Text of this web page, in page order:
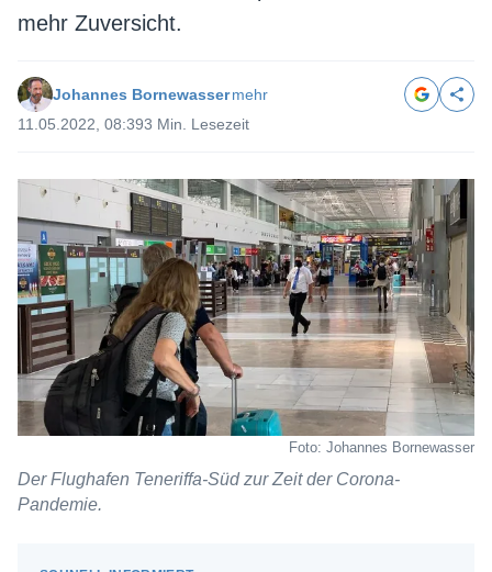
mehr Zuversicht.
Johannes Bornewassermehr
11.05.2022, 08:393 Min. Lesezeit
Foto: Johannes Bornewasser
Der Flughafen Teneriffa-Süd zur Zeit der Corona-
Pandemie.